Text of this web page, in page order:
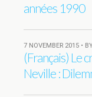
années 1990
7 NOVEMBER 2015 •
(Français) Le
Neville :